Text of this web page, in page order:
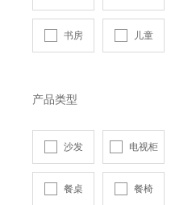
书房 儿童
产品类型
沙发 电视柜
餐桌 餐椅